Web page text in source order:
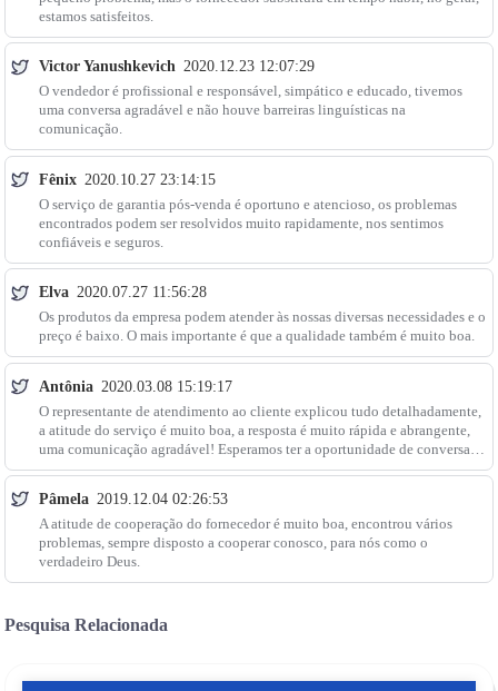
estamos satisfeitos.
Victor Yanushkevich 2020.12.23 12:07:29
O vendedor é profissional e responsável, simpático e educado, tivemos
uma conversa agradável e não houve barreiras linguísticas na
comunicação.
Fênix 2020.10.27 23:14:15
O serviço de garantia pós-venda é oportuno e atencioso, os problemas
encontrados podem ser resolvidos muito rapidamente, nos sentimos
confiáveis e seguros.
Elva 2020.07.27 11:56:28
Os produtos da empresa podem atender às nossas diversas necessidades e o
preço é baixo. O mais importante é que a qualidade também é muito boa.
Antônia 2020.03.08 15:19:17
O representante de atendimento ao cliente explicou tudo detalhadamente,
a atitude do serviço é muito boa, a resposta é muito rápida e abrangente,
uma comunicação agradável! Esperamos ter a oportunidade de conversar
com você.
Pâmela 2019.12.04 02:26:53
A atitude de cooperação do fornecedor é muito boa, encontrou vários
problemas, sempre disposto a cooperar conosco, para nós como o
verdadeiro Deus.
Pesquisa Relacionada